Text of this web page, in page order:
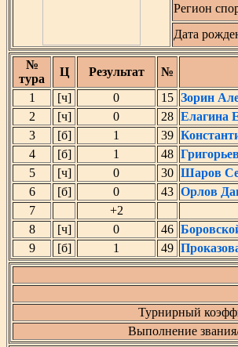
Регион
Дата
№
тура
Ц Результат №
1
[ч] 0 15 Зорин
2
[ч] 0 28 Елагина
3
[б] 1 39
4
[б] 1 48
5
[ч] 0 30 Шаров
6
[б] 0 43 Орлов
7
+2
8
[ч] 0 46
9
[б] 1 49
Турнирный
Выполнение